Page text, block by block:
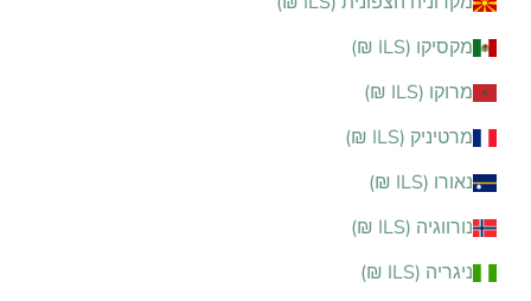
מקסיקו (ILS ₪)
מרוקו (ILS ₪)
מרטיניק (ILS ₪)
נאורו (ILS ₪)
נורווגיה (ILS ₪)
ניגריה (ILS ₪)